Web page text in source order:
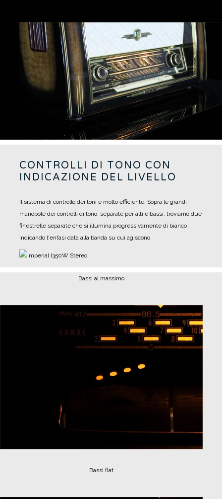
CONTROLLI DI TONO CON
INDICAZIONE DEL LIVELLO
Il sistema di controllo dei toni è molto efficiente. Sopra le grandi
manopole dei controlli di tono, separate per alti e bassi, troviamo due
finestrelle separate che si illumina progressivamente di bianco
indicando l'enfasi data alla banda su cui agiscono.
Bassi al massimo
Bassi flat